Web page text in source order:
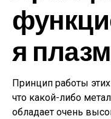
я
Принцип работы
что какой-либо
обладает очень